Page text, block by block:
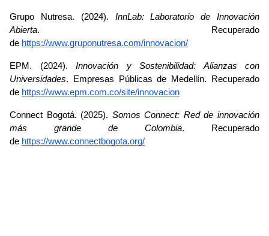
Grupo Nutresa. (2024). InnLab: Laboratorio de Innovación
Abierta. Recuperado
de https://www.gruponutresa.com/innovacion/
EPM. (2024). Innovación y Sostenibilidad: Alianzas con
Universidades. Empresas Públicas de Medellín. Recuperado
de https://www.epm.com.co/site/innovacion
Connect Bogotá. (2025). Somos Connect: Red de innovación
más grande de Colombia. Recuperado
de https://www.connectbogota.org/